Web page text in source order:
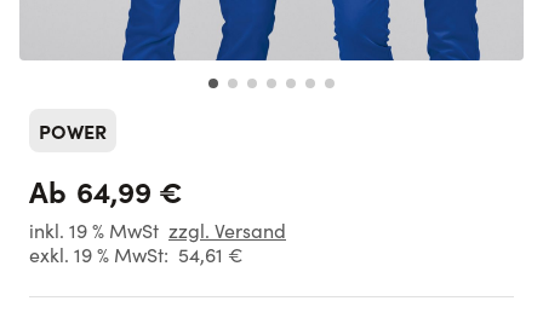
POWER
Ab 64,99 €
inkl. 19 % MwSt zzgl. Versand
exkl. 19 % MwSt: 54,61 €